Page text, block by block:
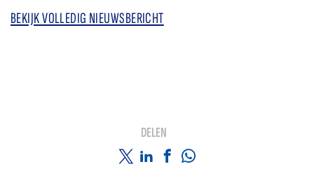
BEKIJK VOLLEDIG NIEUWSBERICHT
DELEN